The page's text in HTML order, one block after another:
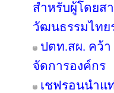
สำหรับผู้โดยส
วัฒนธรรมไทย
ปตท.สผ. คว้า
จัดการองค์กร
เชฟรอนนำแ